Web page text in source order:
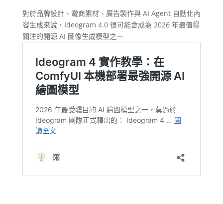
對於品牌設計、電商素材、廣告製作與 AI Agent 自動化內
容生成來說，Ideogram 4.0 很可能會成為 2026 年最值得
關注的開源 AI 圖像生成模型之一